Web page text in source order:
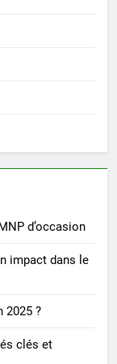
d’occasion
impact dans le
2025 ?
clés et